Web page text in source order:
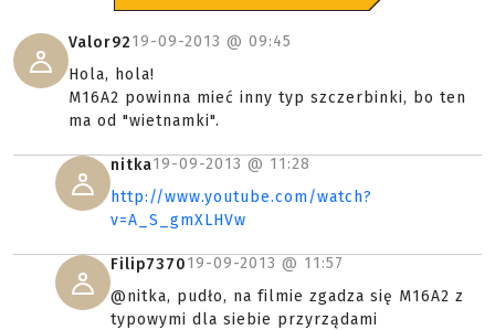
Valor9219-09-2013 @ 09:45
Hola, hola!
M16A2 powinna mieć inny typ szczerbinki, bo ten
ma od "wietnamki".
nitka19-09-2013 @ 11:28
http://www.youtube.com/watch?
v=A_S_gmXLHVw
Filip737019-09-2013 @ 11:57
@nitka, pudło, na filmie zgadza się M16A2 z
typowymi dla siebie przyrządami